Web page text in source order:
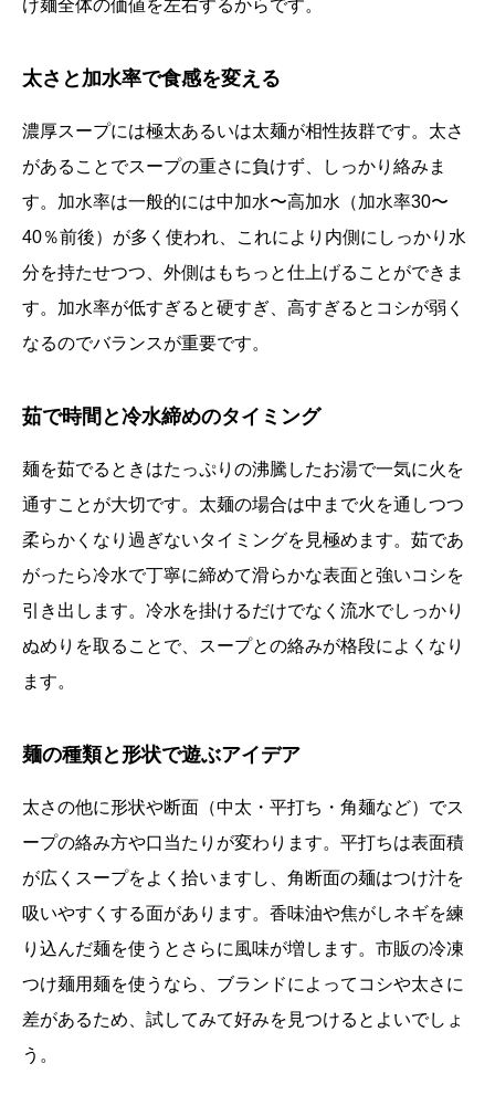
け麺全体の価値を左右するからです。
太さと加水率で食感を変える
濃厚スープには極太あるいは太麺が相性抜群です。太さ
があることでスープの重さに負けず、しっかり絡みま
す。加水率は一般的には中加水〜高加水（加水率30〜
40％前後）が多く使われ、これにより内側にしっかり水
分を持たせつつ、外側はもちっと仕上げることができま
す。加水率が低すぎると硬すぎ、高すぎるとコシが弱く
なるのでバランスが重要です。
茹で時間と冷水締めのタイミング
麺を茹でるときはたっぷりの沸騰したお湯で一気に火を
通すことが大切です。太麺の場合は中まで火を通しつつ
柔らかくなり過ぎないタイミングを見極めます。茹であ
がったら冷水で丁寧に締めて滑らかな表面と強いコシを
引き出します。冷水を掛けるだけでなく流水でしっかり
ぬめりを取ることで、スープとの絡みが格段によくなり
ます。
麺の種類と形状で遊ぶアイデア
太さの他に形状や断面（中太・平打ち・角麺など）でス
ープの絡み方や口当たりが変わります。平打ちは表面積
が広くスープをよく拾いますし、角断面の麺はつけ汁を
吸いやすくする面があります。香味油や焦がしネギを練
り込んだ麺を使うとさらに風味が増します。市販の冷凍
つけ麺用麺を使うなら、ブランドによってコシや太さに
差があるため、試してみて好みを見つけるとよいでしょ
う。